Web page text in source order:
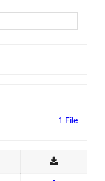
1 File